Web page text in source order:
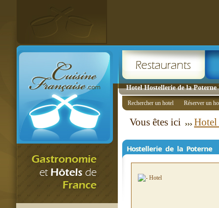
Hotel Hostellerie de la
Rechercher un hotel Réserver un
Vous êtes ici Hotel
Hostellerie de la Poterne